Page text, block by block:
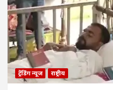
ट्रेंडिंग न्यूज राष्ट्रीय